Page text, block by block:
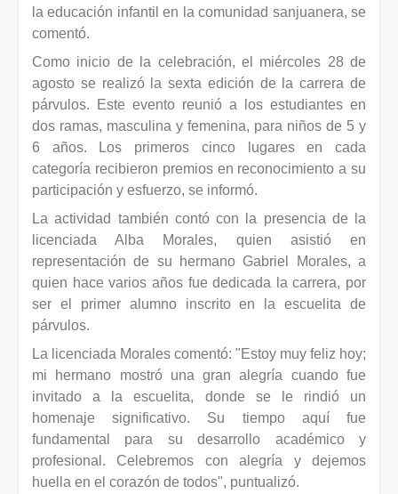
la educación infantil en la comunidad sanjuanera, se
comentó.
Como inicio de la celebración, el miércoles 28 de
agosto se realizó la sexta edición de la carrera de
párvulos. Este evento reunió a los estudiantes en
dos ramas, masculina y femenina, para niños de 5 y
6 años. Los primeros cinco lugares en cada
categoría recibieron premios en reconocimiento a su
participación y esfuerzo, se informó.
La actividad también contó con la presencia de la
licenciada Alba Morales, quien asistió en
representación de su hermano Gabriel Morales, a
quien hace varios años fue dedicada la carrera, por
ser el primer alumno inscrito en la escuelita de
párvulos.
La licenciada Morales comentó: "Estoy muy feliz hoy;
mi hermano mostró una gran alegría cuando fue
invitado a la escuelita, donde se le rindió un
homenaje significativo. Su tiempo aquí fue
fundamental para su desarrollo académico y
profesional. Celebremos con alegría y dejemos
huella en el corazón de todos", puntualizó.